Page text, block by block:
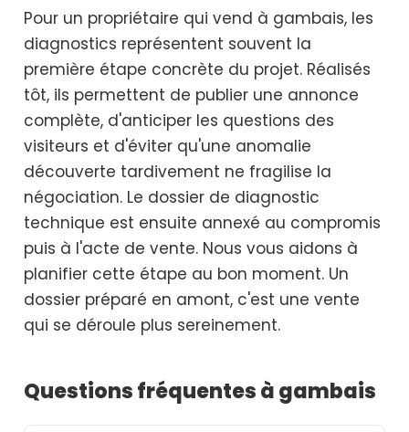
Pour un propriétaire qui vend à gambais, les
diagnostics représentent souvent la
première étape concrète du projet. Réalisés
tôt, ils permettent de publier une annonce
complète, d'anticiper les questions des
visiteurs et d'éviter qu'une anomalie
découverte tardivement ne fragilise la
négociation. Le dossier de diagnostic
technique est ensuite annexé au compromis
puis à l'acte de vente. Nous vous aidons à
planifier cette étape au bon moment. Un
dossier préparé en amont, c'est une vente
qui se déroule plus sereinement.
Questions fréquentes à gambais